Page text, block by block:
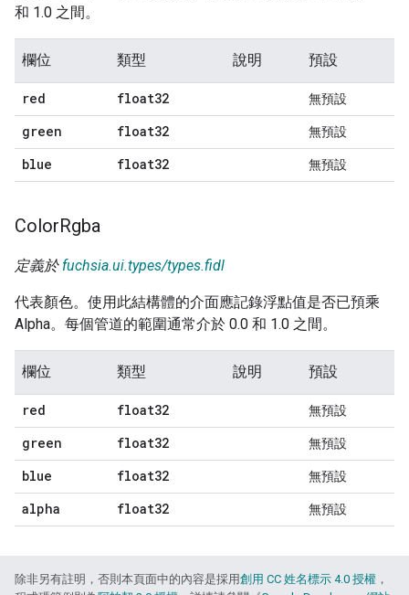
和 1.0 之間。
欄位 類型 說明 預設
red float32 無預設
green float32 無預設
blue float32 無預設
ColorRgba
定義於 fuchsia.ui.types/types.fidl
代表顏色。使用此結構體的介面應記錄浮點值是否已預乘
Alpha。每個管道的範圍通常介於 0.0 和 1.0 之間。
欄位 類型 說明 預設
red float32 無預設
green float32 無預設
blue float32 無預設
alpha float32 無預設
除非另有註明，否則本頁面中的內容是採用創用 CC 姓名標示 4.0 授權 ，